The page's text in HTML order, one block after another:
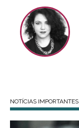
NOTÍCIAS IMPORTANTES